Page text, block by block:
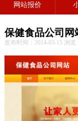
网站报价
保健食品公司网
发布时间：2014-03-15 浏览